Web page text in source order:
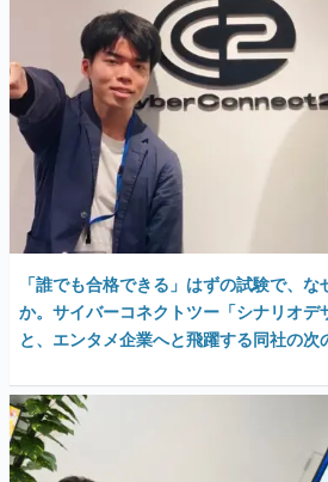
「誰でも合格できる」はずの試験で、
か。サイバーコネクトツー「シナリオデ
と、エンタメ企業へと飛躍する同社の次